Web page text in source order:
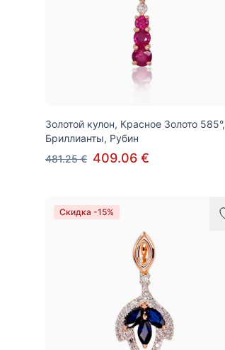
Золотой кулон, Красное Золото 585°,
Бриллианты, Рубин
481.25 € 409.06 €
Скидка -15%